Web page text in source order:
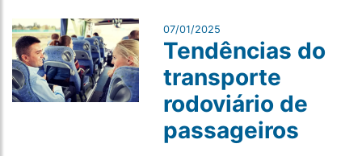
07/01/2025
Tendências do
transporte
rodoviário de
passageiros